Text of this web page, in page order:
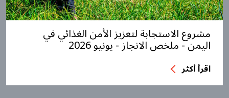
مشروع الاستجابة لتعزيز الأمن الغذائي في
اليمن - ملخص الانجاز - يونيو 2026
اقرأ أكثر